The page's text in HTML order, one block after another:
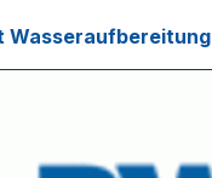
Wasseraufbereitung